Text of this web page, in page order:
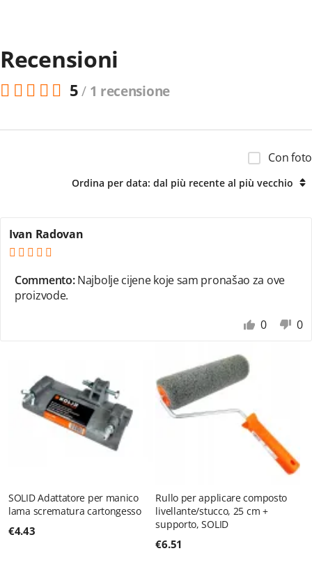
Recensioni
5/ 1 recensione
Ivan Radovan
Commento:Najbolje cijene koje sam pronašao za ove
proizvode.
0
0
Con foto
Ordina per data: dal più recente al più vecchio
SOLID Adattatore per manico
lama scrematura cartongesso
€4.43
Rullo per applicare composto
livellante/stucco, 25 cm +
supporto, SOLID
€6.51